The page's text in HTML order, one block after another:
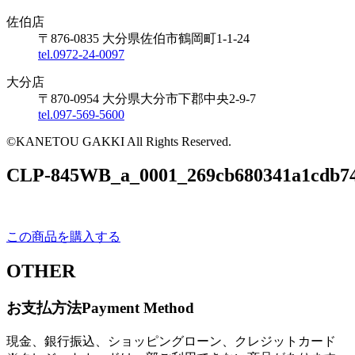
佐伯店
〒876-0835 大分県佐伯市鶴岡町1-1-24
tel.0972-24-0097
大分店
〒870-0954 大分県大分市下郡中央2-9-7
tel.097-569-5600
©KANETOU GAKKI All Rights Reserved.
CLP-
この商品を購入する
OTHER
お支払方法Payment Method
現金、銀行振込、ショッピングローン、クレジットカード